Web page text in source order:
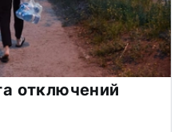
отключений